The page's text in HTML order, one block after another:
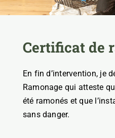
Certificat de
En fin d’intervention, je
Ramonage qui atteste
été ramonés et que
sans danger.